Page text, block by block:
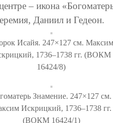
– икона
Даниил и Гедеон.
Исайя. 247×127 см. Максим
1736–1738 гг. (ВОКМ
16424/8)
Знамение. 247×127 см.
Искрицкий, 1736–1738 гг.
(ВОКМ 16424/1)